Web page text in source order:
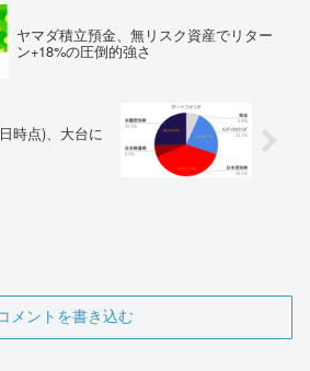
ヤマダ積立預金、無リスク資産でリター
ン+18%の圧倒的強さ
時点)、大台に
メントを書き込む